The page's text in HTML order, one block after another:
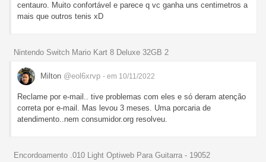
centauro. Muito confortável e parece q vc ganha uns centimetros a
mais que outros tenis xD
Nintendo Switch Mario Kart 8 Deluxe 32GB 2
Milton @eol6xrvp - em 10/11/2022
Reclame por e-mail.. tive problemas com eles e só deram atenção
correta por e-mail. Mas levou 3 meses. Uma porcaria de
atendimento..nem consumidor.org resolveu.
Encordoamento .010 Light Optiweb Para Guitarra - 19052